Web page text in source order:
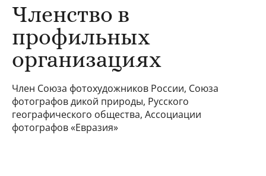
Членство в
профильных
организациях
Член Союза фотохудожников России, Союза
фотографов дикой природы, Русского
географического общества, Ассоциации
фотографов «Евразия»